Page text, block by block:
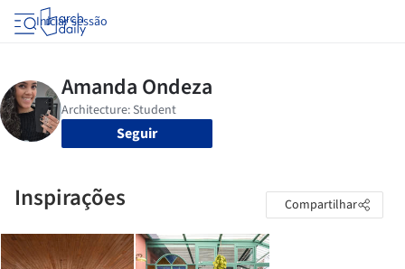
Iniciar sessão
Seguir
Inspirações Compartilhar